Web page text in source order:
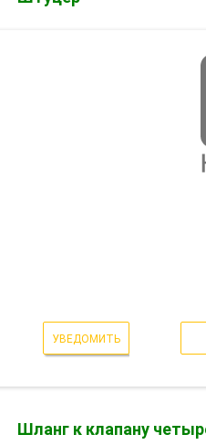
УВЕДОМИТЬ
Шланг к клапану